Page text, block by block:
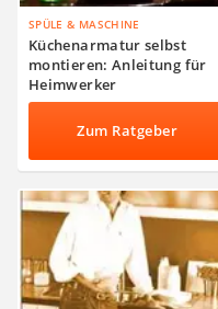
SPÜLE & MASCHINE
Küchenarmatur selbst
montieren: Anleitung für
Heimwerker
Zum Ratgeber